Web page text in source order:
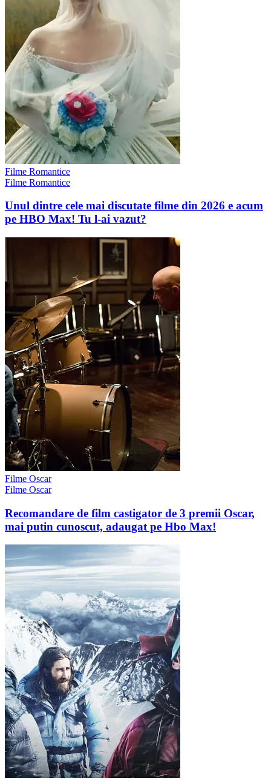
Filme Romantice
Filme Romantice
Unul dintre cele mai discutate filme din 2026 e acum
pe HBO Max! Tu l-ai vazut?
Filme Oscar
Filme Oscar
Recomandare de film castigator de 3 premii Oscar,
mai putin cunoscut, adaugat pe Hbo Max!